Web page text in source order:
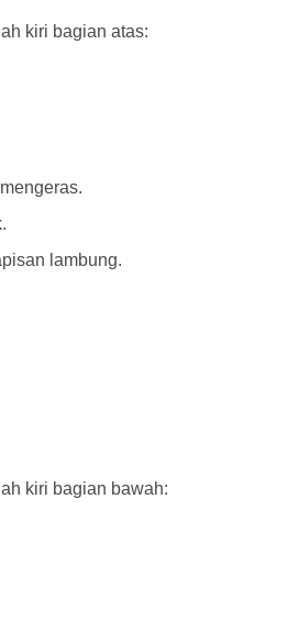
kiri bagian atas:
lambung.
kiri bagian bawah: